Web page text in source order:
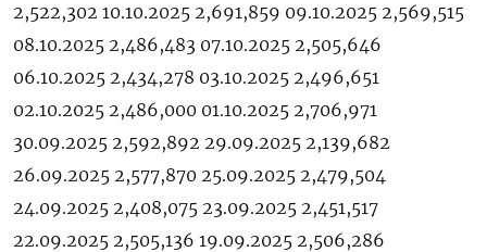
2,522,302 10.10.2025 2,691,859 09.10.2025 2,569,515
08.10.2025 2,486,483 07.10.2025 2,505,646
06.10.2025 2,434,278 03.10.2025 2,496,651
02.10.2025 2,486,000 01.10.2025 2,706,971
30.09.2025 2,592,892 29.09.2025 2,139,682
26.09.2025 2,577,870 25.09.2025 2,479,504
24.09.2025 2,408,075 23.09.2025 2,451,517
22.09.2025 2,505,136 19.09.2025 2,506,286